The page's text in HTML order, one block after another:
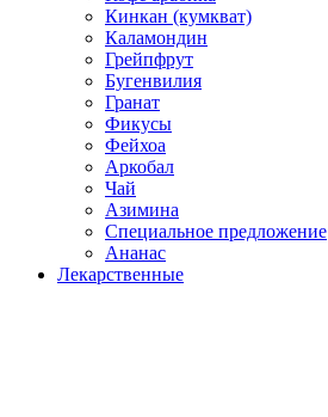
Кинкан (кумкват)
Каламондин
Грейпфрут
Бугенвилия
Гранат
Фикусы
Фейхоа
Аркобал
Чай
Азимина
Специальное предложение
Ананас
Лекарственные